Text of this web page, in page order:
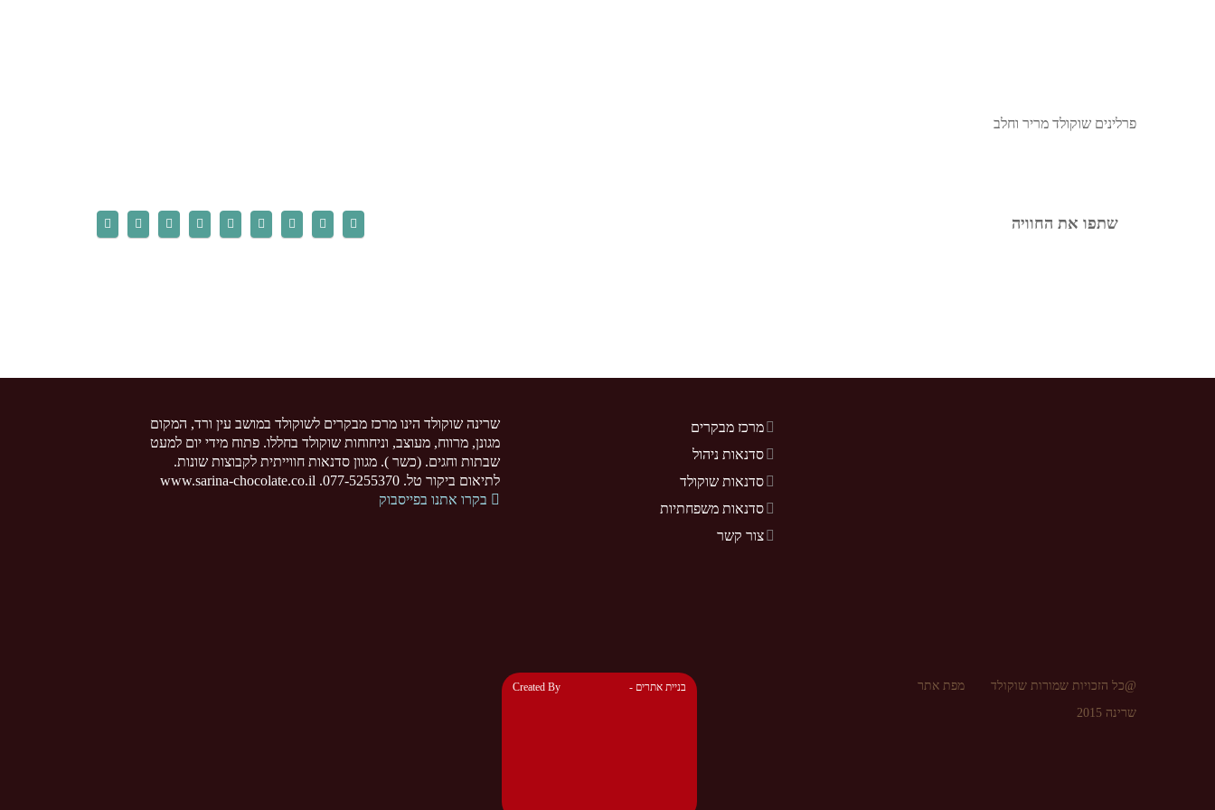
פרלינים שוקולד מריר וחלב
מרכז מבקרים
סדנאות ניהול
סדנאות שוקולד
סדנאות משפחתיות
צור קשר
שרינה שוקולד הינו מרכז מבקרים לשוקולד במושב עין ורד, המקום
מגונן, מרווח, מעוצב, וניחוחות שוקולד בחללו. פתוח מידי יום למעט
שבתות וחגים. (כשר ). מגוון סדנאות חווייתית לקבוצות שונות.
לתיאום ביקור טל. 077-5255370. www.sarina-chocolate.co.il
בקרו אתנו בפייסבוק
@כל הזכויות שמורות שוקולד
שרינה 2015
מפת אתר Created By - בניית אתרים